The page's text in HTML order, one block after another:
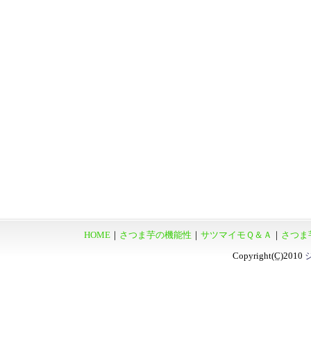
HOME｜ さつま芋の機能性 サツマイモＱ＆Ａ さつま
Copyright(C)2010